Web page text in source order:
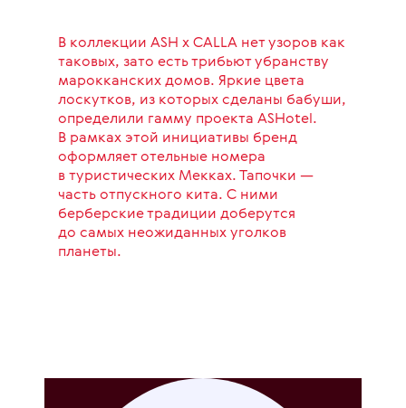
В коллекции ASH х CALLA нет узоров как
таковых, зато есть трибьют убранству
марокканских домов. Яркие цвета
лоскутков, из которых сделаны бабуши,
определили гамму проекта ASHotel.
В рамках этой инициативы бренд
оформляет отельные номера
в туристических Мекках. Тапочки —
часть отпускного кита. С ними
берберские традиции доберутся
до самых неожиданных уголков
планеты.